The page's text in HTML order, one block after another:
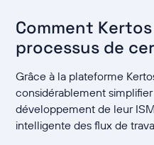
Comment
processus de
Grâce à la plateforme
considérablement
développement de leur
intelligente des flux de